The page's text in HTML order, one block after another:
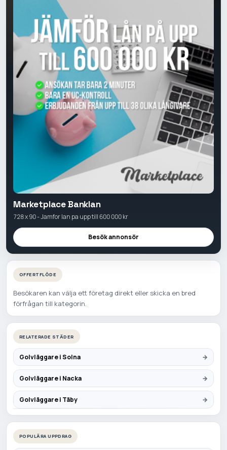
Marketplace Banklan
728 x 90 - Jamfor lan pa upp till 600 000 kr
Besök annonsör
OFFERTFLÖDE
Besökaren kan välja ett företag direkt eller skicka en bred
förfrågan till kategorin.
RELATERADE STÄDER
Golvläggare i Solna
Golvläggare i Nacka
Golvläggare i Täby
POPULÄRA UPPDRAG